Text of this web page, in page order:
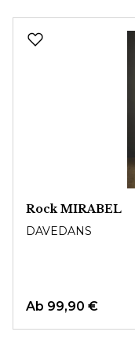
Rock MIRABEL
DAVEDANS
Ab 99,90 €